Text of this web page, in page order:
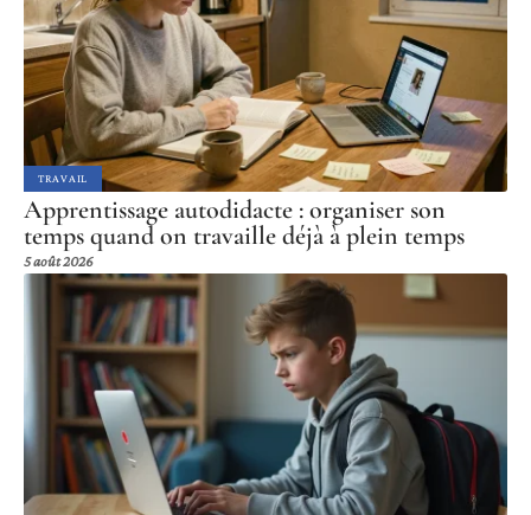
TRAVAIL
Apprentissage autodidacte : organiser son
temps quand on travaille déjà à plein temps
5 août 2026